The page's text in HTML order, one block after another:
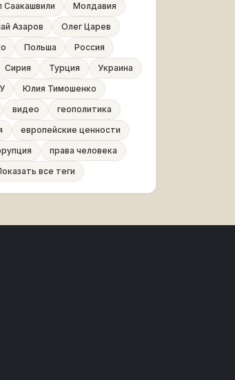
Саакашвили
Молдавия
Азаров
Олег Царев
Польша
Россия
Сирия Турция
Украина
Юлия Тимошенко
видео
геополитика
европейские ценности
права человека
все теги